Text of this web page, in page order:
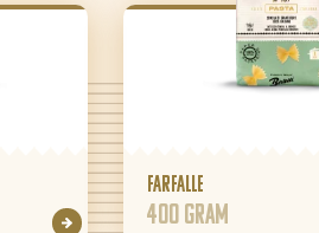
Farfalle
400 gram